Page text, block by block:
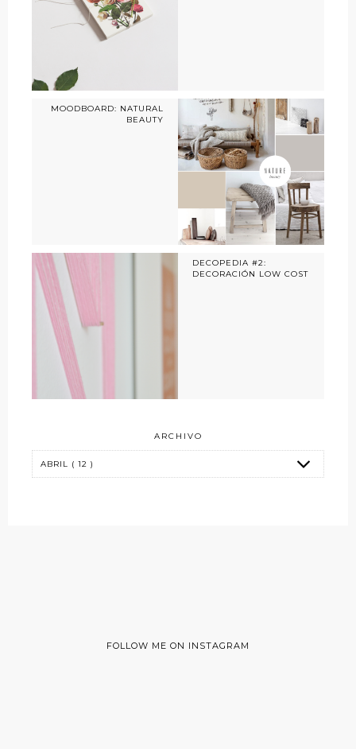
MOODBOARD: NATURAL
BEAUTY
DECOPEDIA #2:
DECORACIÓN LOW COST
ARCHIVO
FOLLOW ME ON INSTAGRAM